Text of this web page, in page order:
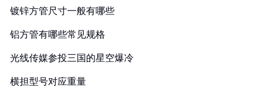
镀锌方管尺寸一般有哪些
铝方管有哪些常见规格
光线传媒参投三国的星空爆冷
横担型号对应重量